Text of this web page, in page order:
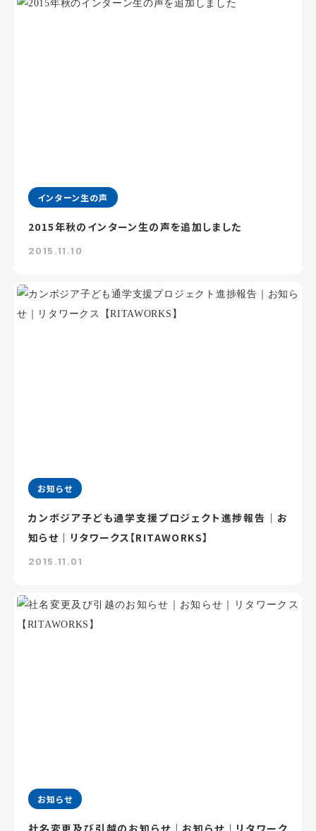
インターン生の声
2015年秋のインターン生の声を追加しました
2015.11.10
お知らせ
カンボジア子ども通学支援プロジェクト進捗報告｜お
知らせ｜リタワークス【RITAWORKS】
2015.11.01
お知らせ
社名変更及び引越のお知らせ｜お知らせ｜リタワーク